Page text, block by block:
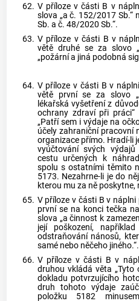
62. V příloze v části B v
slova „a č. 152/2017 Sb.“
Sb. a č. 48/2020 Sb.“.
63. V příloze v části B v
větě druhé se za slovo
„požární a jiná podobná
64. V příloze v části B v
větě první se za slovo
lékařská vyšetření z
ochrany zdraví při
„Patří sem i výdaje na
účely zahraniční pracovní
organizace přímo. Hradí-li
vyúčtování svých
cestu určených k
spolu s ostatními těmito
5173. Nezahrne-li je do
kterou mu za ně poskytne,
65. V příloze v části B v
první se na konci tečka
slova „a činnost k
její poškození,
odstraňování nánosů,
samé nebo něčeho jiného.“.
66. V příloze v části B v
druhou vkládá věta
dokladu potvrzujícího
druh tohoto výdaje
položku 5182